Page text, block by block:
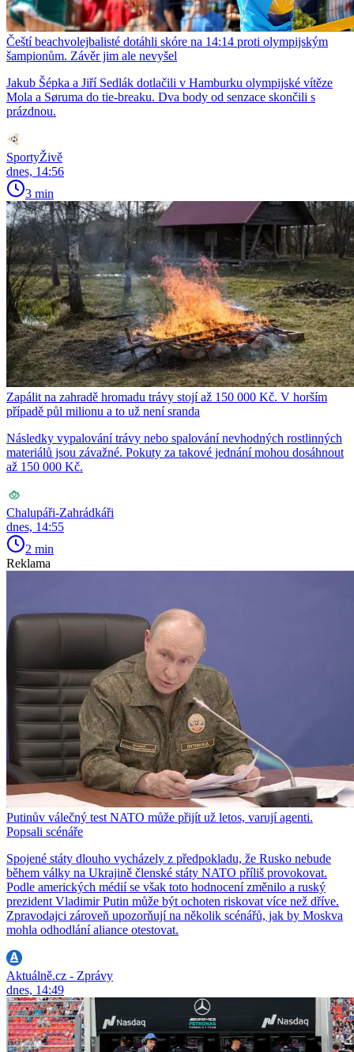
Čeští beachvolejbalisté dotáhli skóre na 14:14 proti olympijským
šampionům. Závěr jim ale nevyšel
Jakub Šépka a Jiří Sedlák dotlačili v Hamburku olympijské vítěze
Mola a Søruma do tie-breaku. Dva body od senzace skončili s
prázdnou.
SportyŽivě
dnes, 14:56
3 min
Zapálit na zahradě hromadu trávy stojí až 150 000 Kč. V horším
případě půl milionu a to už není sranda
Následky vypalování trávy nebo spalování nevhodných rostlinných
materiálů jsou závažné. Pokuty za takové jednání mohou dosáhnout
až 150 000 Kč.
Chalupáři-Zahrádkáři
dnes, 14:55
2 min
Reklama
Putinův válečný test NATO může přijít už letos, varují agenti.
Popsali scénáře
Spojené státy dlouho vycházely z předpokladu, že Rusko nebude
během války na Ukrajině členské státy NATO příliš provokovat.
Podle amerických médií se však toto hodnocení změnilo a ruský
prezident Vladimir Putin může být ochoten riskovat více než dříve.
Zpravodajci zároveň upozorňují na několik scénářů, jak by Moskva
mohla odhodlání aliance otestovat.
Aktuálně.cz - Zprávy
dnes, 14:49